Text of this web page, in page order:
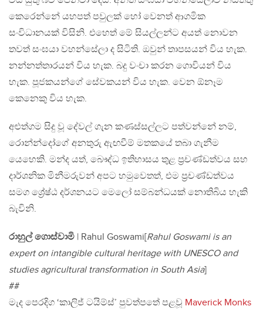
කෙරෙන්නේ යහපත් පවුලක් හෝ වෙනත් ආගමික
සංවිධානයක් විසිනි. එහෙත් මේ සියල්ලන්ට අයත් නොවන
තවත් සංඝයා වහන්සේලා ද සිටිති. ඔවුන් තාපසයන් විය හැක.
නන්නත්තාරයන් විය හැක. බදු වංචා කරන ගොවියන් විය
හැක. පූජකයන්ගේ සේවකයන් විය හැක. වෙන ඕනෑම
කෙනෙකු විය හැක.
අළුත්ගම සිදු වූ දේවල් ගැන කණස්සල්ලට පත්වන්නේ නම්,
රොන්න්දෝගේ අනතුරු ඇඟවීම් මතකයේ තබා ගැනීම
යෙහෙකි. මන්ද යත්, බෞද්ධ ඉතිහාසය තුළ ප‍්‍රචණ්ඩත්වය සහ
දාර්ශනික මිනීමරුවන් අපට හමුවෙතත්, එම ප‍්‍රචණ්ඩත්වය
සමග ශ්‍රේෂ්ඨ දර්ශනයට මෙලෝ සම්බන්ධයක් නොතිබිය හැකි
බැවිනි.
රාහුල් ගොස්වාමි | Rahul Goswami[Rahul Goswami is an
expert on intangible cultural heritage with UNESCO and
studies agricultural transformation in South Asia]
##
මැද පෙරදිග ‘කාලිජ් ටයිම්ස්’ පුවත්පතේ පළවූ Maverick Monks